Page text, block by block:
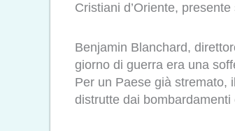
Cristiani d’Oriente,
Benjamin Blanchard,
giorno di guerra era una
Per un Paese già stremato,
distrutte dai